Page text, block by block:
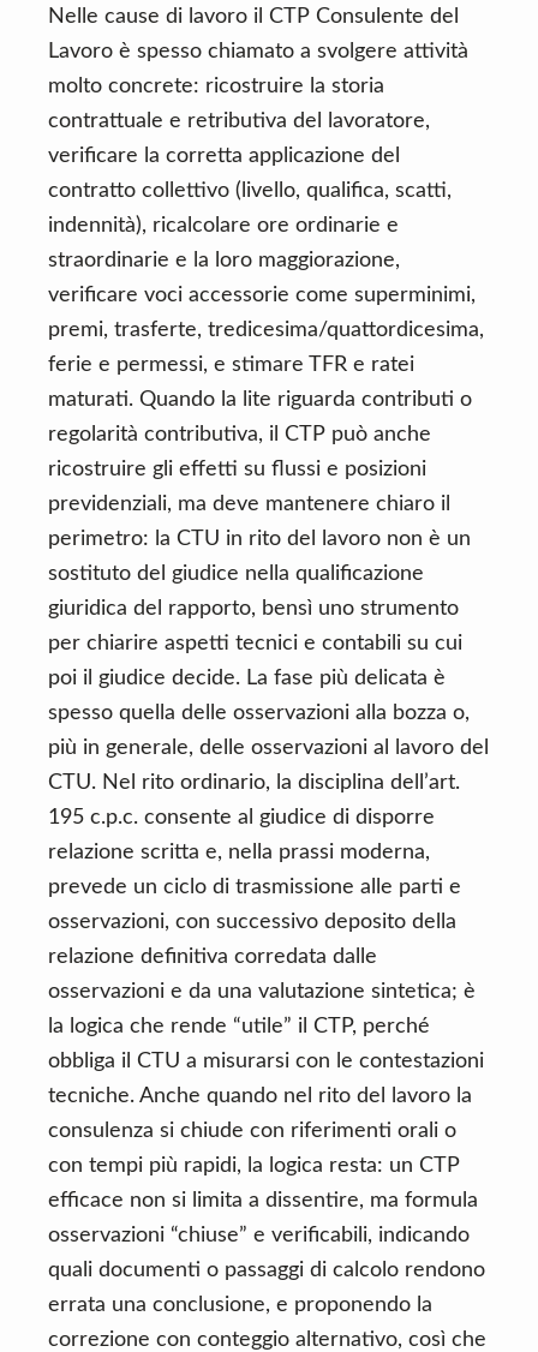
Nelle cause di lavoro il CTP Consulente del
Lavoro è spesso chiamato a svolgere attività
molto concrete: ricostruire la storia
contrattuale e retributiva del lavoratore,
verificare la corretta applicazione del
contratto collettivo (livello, qualifica, scatti,
indennità), ricalcolare ore ordinarie e
straordinarie e la loro maggiorazione,
verificare voci accessorie come superminimi,
premi, trasferte, tredicesima/quattordicesima,
ferie e permessi, e stimare TFR e ratei
maturati. Quando la lite riguarda contributi o
regolarità contributiva, il CTP può anche
ricostruire gli effetti su flussi e posizioni
previdenziali, ma deve mantenere chiaro il
perimetro: la CTU in rito del lavoro non è un
sostituto del giudice nella qualificazione
giuridica del rapporto, bensì uno strumento
per chiarire aspetti tecnici e contabili su cui
poi il giudice decide. La fase più delicata è
spesso quella delle osservazioni alla bozza o,
più in generale, delle osservazioni al lavoro del
CTU. Nel rito ordinario, la disciplina dell’art.
195 c.p.c. consente al giudice di disporre
relazione scritta e, nella prassi moderna,
prevede un ciclo di trasmissione alle parti e
osservazioni, con successivo deposito della
relazione definitiva corredata dalle
osservazioni e da una valutazione sintetica; è
la logica che rende “utile” il CTP, perché
obbliga il CTU a misurarsi con le contestazioni
tecniche. Anche quando nel rito del lavoro la
consulenza si chiude con riferimenti orali o
con tempi più rapidi, la logica resta: un CTP
efficace non si limita a dissentire, ma formula
osservazioni “chiuse” e verificabili, indicando
quali documenti o passaggi di calcolo rendono
errata una conclusione, e proponendo la
correzione con conteggio alternativo, così che